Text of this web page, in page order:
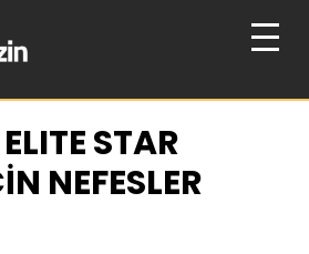
STAR
NEFESLER